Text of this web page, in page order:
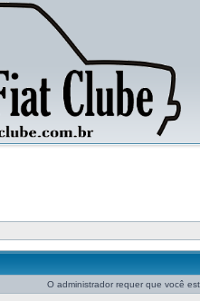
O administrador requer que você